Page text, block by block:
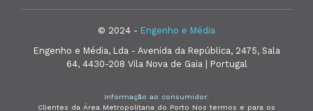
© 2024 - Engenho e Média
Engenho e Média, Lda - Avenida da República, 2475, Sala
64, 4430-208 Vila Nova de Gaia | Portugal
Informação ao consumidor:
Clientes da Área Metropolitana do Porto Nos termos e para os